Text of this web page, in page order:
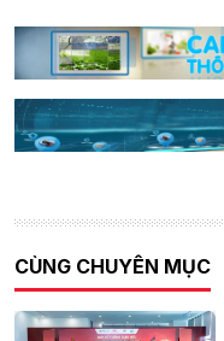
CÙNG CHUYÊN MỤC